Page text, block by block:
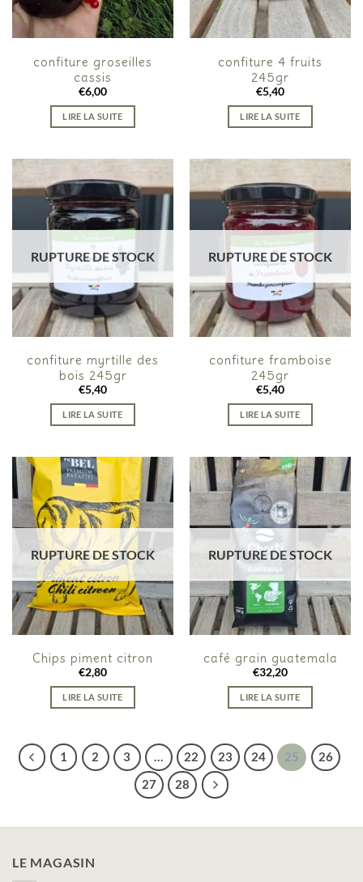
confiture groseilles
cassis
€6,00
LIRE LA SUITE
confiture 4 fruits
245gr
€5,40
LIRE LA SUITE
RUPTURE DE STOCK
confiture myrtille des
bois 245gr
€5,40
LIRE LA SUITE
RUPTURE DE STOCK
confiture framboise
245gr
€5,40
LIRE LA SUITE
RUPTURE DE STOCK
Chips piment citron
€2,80
LIRE LA SUITE
RUPTURE DE STOCK
café grain guatemala
€32,20
LIRE LA SUITE
1 2 3 … 22 23 24 25
26
27
28
LE MAGASIN